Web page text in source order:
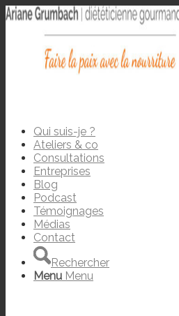
Qui suis-je ?
Ateliers & co
Consultations
Entreprises
Blog
Podcast
Témoignages
Médias
Contact
Rechercher
Menu Menu